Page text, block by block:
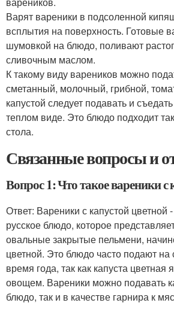
Варят вареники в подсоленной
всплытия на поверхность. Готовые
шумовкой на блюдо, поливают
сливочным маслом.
К такому виду вареников можно
сметанный, молочный, грибной,
капустой следует подавать и
теплом виде. Это блюдо подходит
стола.
Связанные вопросы и
Вопрос 1: Что такое вареники с
Ответ: Вареники с капустой цветной
русское блюдо, которое
овальные закрытые пельмени,
цветной. Это блюдо часто подают на
время года, так как капуста цветная
овощем. Вареники можно подавать
блюдо, так и в качестве гарнира к